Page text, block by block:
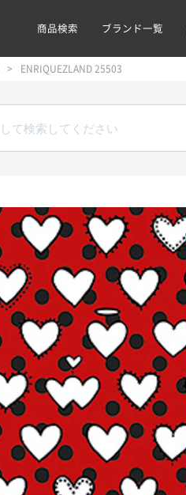
商品検索 ブランド一覧
ENRIQUEZLAND 25503